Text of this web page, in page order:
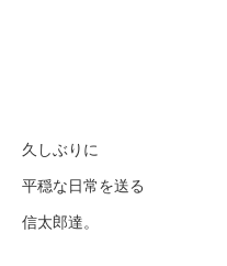
久しぶりに
平穏な日常を送る
信太郎達。